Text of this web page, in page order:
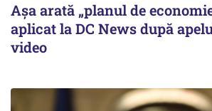
Așa arată „planul de
aplicat la DC News după
video